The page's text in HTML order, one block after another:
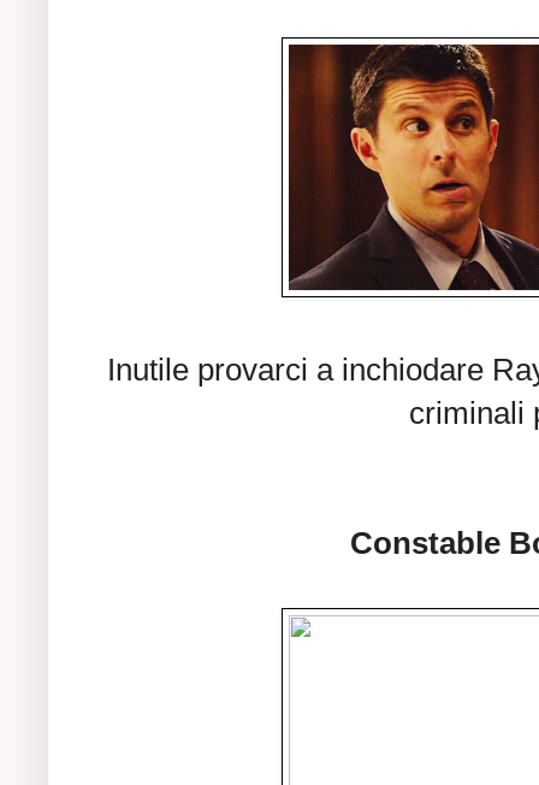
Inutile provarci a inchiodare
criminali
Constable